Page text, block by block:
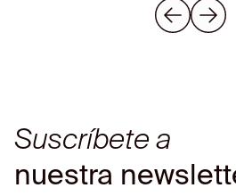
Suscríbete a
nuestra